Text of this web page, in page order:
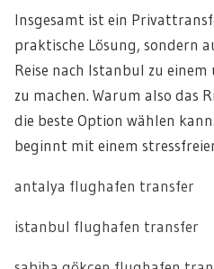
Insgesamt ist ein
praktische Lösung, sondern
Reise nach Istanbul zu
zu machen. Warum also das
die beste Option wählen
beginnt mit einem
antalya flughafen transfer
istanbul flughafen transfer